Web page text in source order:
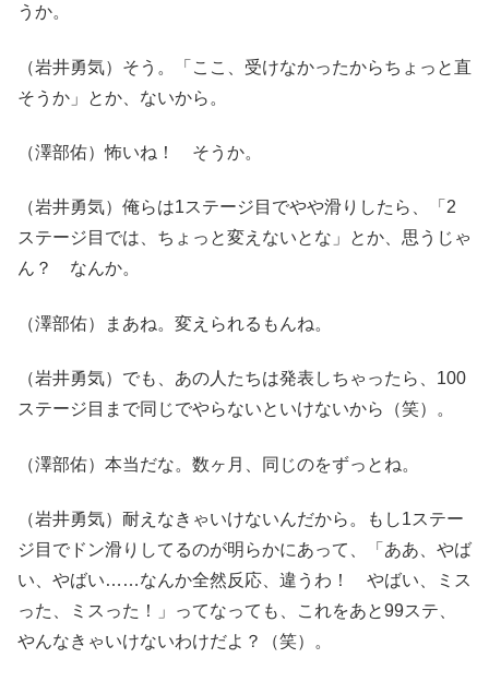
うか。
（岩井勇気）そう。「ここ、受けなかったからちょっと直
そうか」とか、ないから。
（澤部佑）怖いね！ そうか。
（岩井勇気）俺らは1ステージ目でやや滑りしたら、「2
ステージ目では、ちょっと変えないとな」とか、思うじゃ
ん？ なんか。
（澤部佑）まあね。変えられるもんね。
（岩井勇気）でも、あの人たちは発表しちゃったら、100
ステージ目まで同じでやらないといけないから（笑）。
（澤部佑）本当だな。数ヶ月、同じのをずっとね。
（岩井勇気）耐えなきゃいけないんだから。もし1ステー
ジ目でドン滑りしてるのが明らかにあって、「ああ、やば
い、やばい……なんか全然反応、違うわ！ やばい、ミス
った、ミスった！」ってなっても、これをあと99ステ、
やんなきゃいけないわけだよ？（笑）。